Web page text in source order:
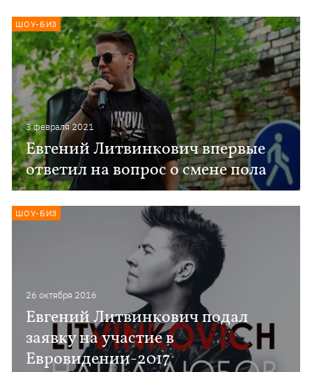
3 февраля 2021
Евгений Литвинкович впервые
ответил на вопрос о смене пола
ШОУ-БИЗ
26 октября 2016
Евгений Литвинкович подал
заявку на участие в
Евровидении-2017
ШОУ-БИЗ